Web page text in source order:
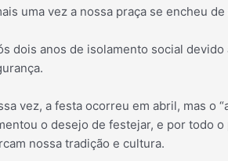
uma vez a nossa praça se encheu de
dois anos de isolamento social
vez, a festa ocorreu em abril, mas o
o desejo de festejar, e por todo
nossa tradição e cultura.